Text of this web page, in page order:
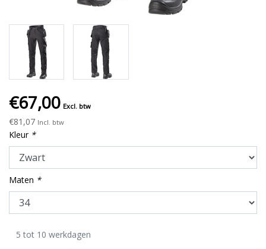
€67,00 Excl. btw
€81,07 Incl. btw
Kleur *
Maten *
5 tot 10 werkdagen